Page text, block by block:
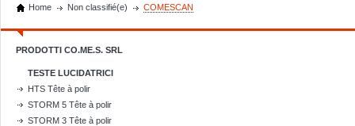
Home Non classifié(e) COMESCAN
PRODOTTI CO.ME.S. SRL
TESTE LUCIDATRICI
HTS Tête à polir
STORM 5 Tête à polir
STORM 3 Tête à polir